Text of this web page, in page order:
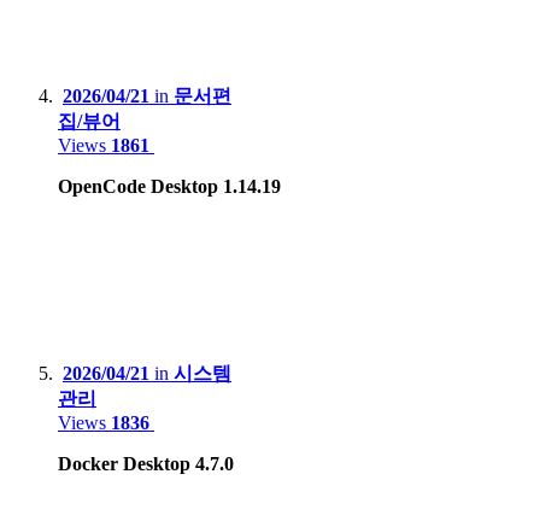
Samsung Galaxy Tab S7+
Lenovo Xiaoxin 2022
HardKernel Odrid Go Advance Black Edition
Gamepark GP2X-F100
Valve Steam deck LCD
2026/04/21 in 문서편
집/뷰어
Views 1861
OpenCode Desktop 1.14.19
2026/04/21 in 시스템
관리
Views 1836
Docker Desktop 4.7.0